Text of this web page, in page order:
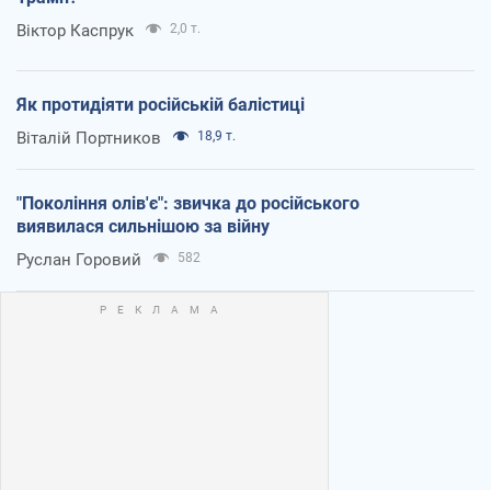
Віктор Каспрук 2,0 т.
Як протидіяти російській балістиці
Віталій Портников 18,9 т.
"Покоління олів'є": звичка до російського
виявилася сильнішою за війну
Руслан Горовий 582